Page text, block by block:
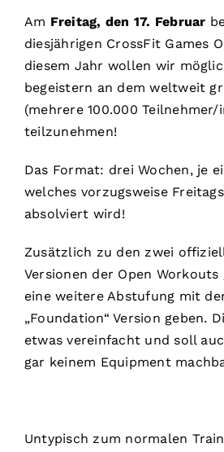
Am Freitag, den 17. Februar
diesjährigen CrossFit Games
diesem Jahr wollen wir
begeistern an dem weltweit
(mehrere 100.000 Teilnehmer/
teilzunehmen!
Das Format: drei Wochen, je
welches vorzugsweise
absolviert wird!
Zusätzlich zu den zwei
Versionen der Open
eine weitere Abstufung mit
„Foundation“ Version geben.
etwas vereinfacht und soll
gar keinem Equipment
Untypisch zum normalen